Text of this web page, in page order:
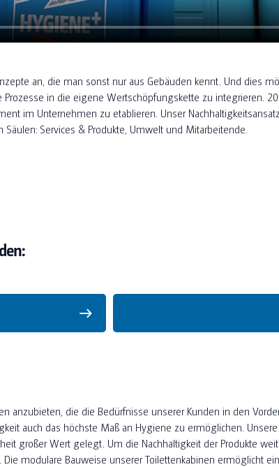
an, die man sonst nur aus Gebäuden kennt. Und dies
in die eigene Wertschöpfungskette zu integrieren.
im Unternehmen zu etablieren. Unser
Services & Produkte, Umwelt und Mitarbeitende.
anzubieten, die die Bedürfnisse unserer Kunden in den
auch das höchste Maß an Hygiene zu ermöglichen.
großer Wert gelegt. Um die Nachhaltigkeit der Produkte
modulare Bauweise unserer Toilettenkabinen ermöglicht